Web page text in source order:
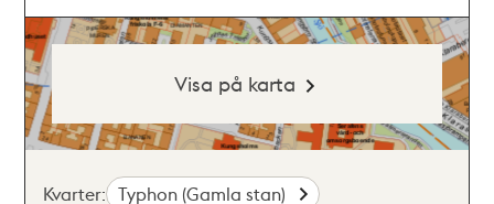
Visa på karta
Kvarter: Typhon (Gamla stan)